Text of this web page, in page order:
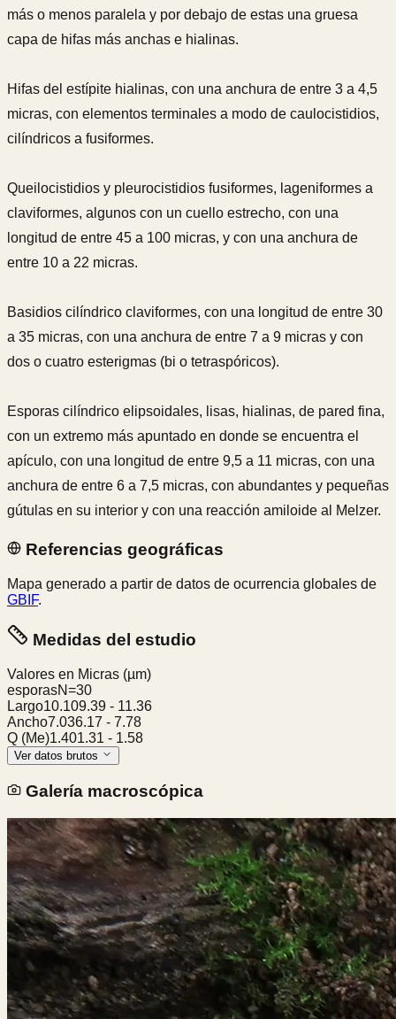
más o menos paralela y por debajo de estas una gruesa
capa de hifas más anchas e hialinas.
Hifas del estípite hialinas, con una anchura de entre 3 a 4,5
micras, con elementos terminales a modo de caulocistidios,
cilíndricos a fusiformes.
Queilocistidios y pleurocistidios fusiformes, lageniformes a
claviformes, algunos con un cuello estrecho, con una
longitud de entre 45 a 100 micras, y con una anchura de
entre 10 a 22 micras.
Basidios cilíndrico claviformes, con una longitud de entre 30
a 35 micras, con una anchura de entre 7 a 9 micras y con
dos o cuatro esterigmas (bi o tetraspóricos).
Esporas cilíndrico elipsoidales, lisas, hialinas, de pared fina,
con un extremo más apuntado en donde se encuentra el
apículo, con una longitud de entre 9,5 a 11 micras, con una
anchura de entre 6 a 7,5 micras, con abundantes y pequeñas
gútulas en su interior y con una reacción amiloide al Melzer.
Referencias geográficas
Mapa generado a partir de datos de ocurrencia globales de
GBIF.
Medidas del estudio
Valores en Micras (µm)
esporasN=30
Largo10.109.39 - 11.36
Ancho7.036.17 - 7.78
Q (Me)1.401.31 - 1.58
Ver datos brutos
Galería macroscópica